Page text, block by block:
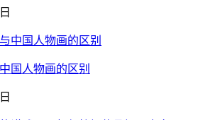
国人物画的区别